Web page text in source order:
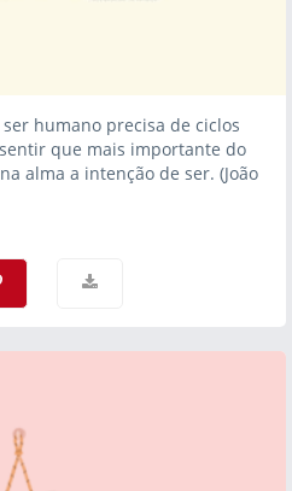
humano precisa de ciclos
que mais importante do
alma a intenção de ser. (João